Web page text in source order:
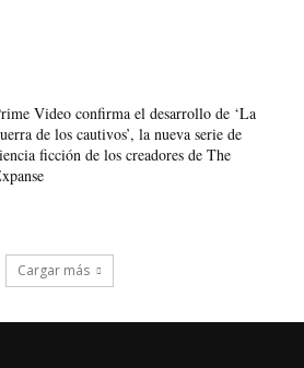
Video confirma el desarrollo de ‘La
de los cautivos’, la nueva serie de
ficción de los creadores de The
Cargar más